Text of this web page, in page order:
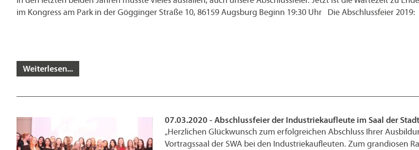
im Kongress am Park in der Gögginger Straße 10, 86159 Augsburg Beginn 19:30 Uhr Die Abschlussfeier 2019:
Weiterlesen...
07.03.2020 - Abschlussfeier der Industriekaufleute im Saal der
„Herzlichen Glückwunsch zum erfolgreichen Abschluss Ihrer
Vortragssaal der SWA bei den Industriekaufleuten. Zum grandiosen